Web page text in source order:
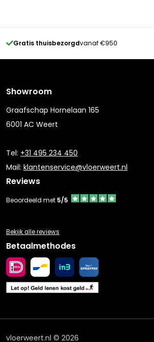
Gratis thuisbezorgdvanaf €950
Showroom
Graafschap Hornelaan 165
6001 AC Weert
Tel: +31 495 234 450
Mail: klantenservice@vloerweert.nl
Reviews
Beoordeeld met 5/5
Bekijk alle reviews
Betaalmethodes
vloerweert.nl © 2026